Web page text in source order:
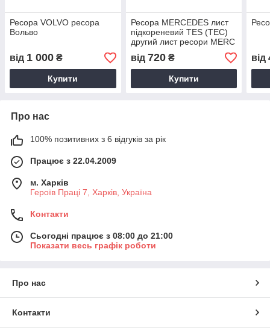
Ресора VOLVO ресора
Вольво
від 1 000 ₴
Купити
Ресора MERCEDES лист
підкореневий TES (ТЕС)
другий лист ресори MERC
від 720₴
Купити
від
Про нас
100% позитивних з 6 відгуків за рік
Працює з 22.04.2009
м. Харків
Героїв Праці 7, Харків, Україна
Контакти
Сьогодні працює з 08:00 до 21:00
Показати весь графік роботи
Про нас
Контакти